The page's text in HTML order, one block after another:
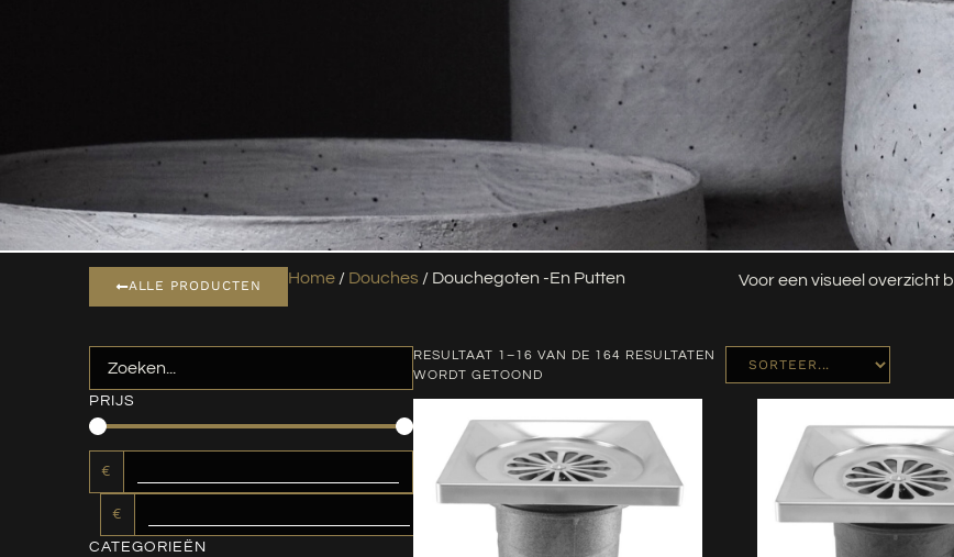
ALLE PRODUCTEN Home/ Douches / Douchegoten -en Putten Voor een visueel overzicht
PRIJS
€
€
CATEGORIEËN
RESULTAAT 1–16 VAN DE 164 RESULTATEN
WORDT GETOOND